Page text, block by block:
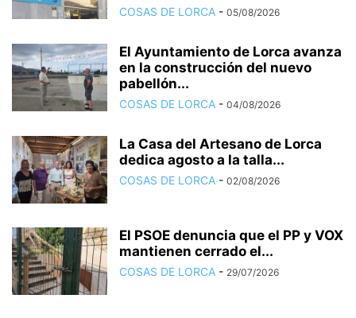
COSAS DE LORCA - 05/08/2026
El Ayuntamiento de Lorca avanza
en la construcción del nuevo
pabellón...
COSAS DE LORCA - 04/08/2026
La Casa del Artesano de Lorca
dedica agosto a la talla...
COSAS DE LORCA - 02/08/2026
El PSOE denuncia que el PP y VOX
mantienen cerrado el...
COSAS DE LORCA - 29/07/2026